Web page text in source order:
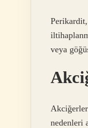
veya
nedenleri